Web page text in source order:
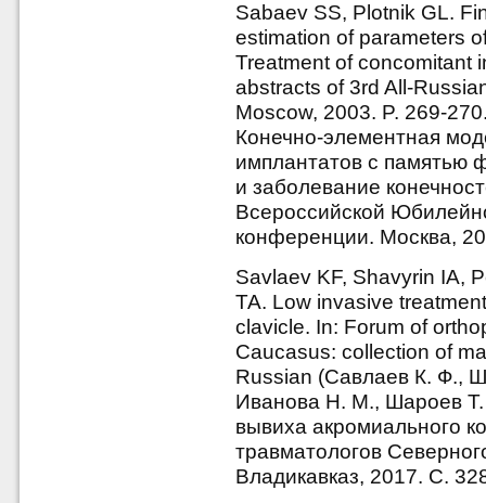
Sabaev SS, Plotnik GL.
estimation of parameters
Treatment of concomitant
abstracts of 3rd All-
Moscow, 2003. P. 269-
Конечно-элементная
имплантатов с памятью
и заболевание
Всероссийской
конференции. Москва,
Savlaev KF, Shavyrin IA,
TA. Low invasive
clavicle. In: Forum of
Caucasus: collection of
Russian (Савлаев К. Ф.,
Иванова Н. М., Шароев
вывиха акромиального
травматологов
Владикавказ, 2017. С.